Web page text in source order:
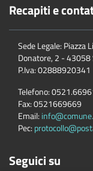
Recapiti e
Sede Legale: Piazza
Donatore, 2 - 43058
P.Iva:02888920341
Telefono:
Fax:0521669669
Email:
Pec:
Seguici su